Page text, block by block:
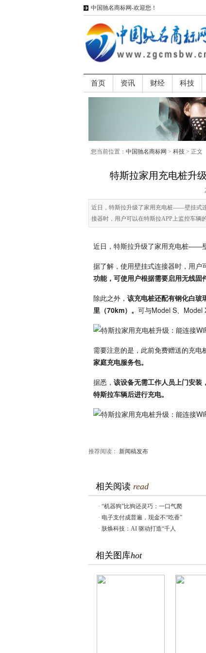
中国驰名商标网-欢迎您！
首页 资讯 财经 科技
您当前位置： 中国驰名商标网 > 科技 > 正文
特斯拉家用充电桩升
近日，特斯拉升级了家用充电桩——壁挂式
接器时，用户可以在特斯拉APP上监控车辆
近日，特斯拉升级了家用充电桩——
据了解，使用壁挂式连接器时，用户
功能，可使用户根据需要启用无线固
除此之外， 该充电桩还配有钢化白玻
里（70km）。 可与Model S、Model
需要注意的是，此前免费赠送的充电
家庭充电服务包。
据悉， 该设备无需工作人员上门安装
特斯拉车辆后进行充电。
推荐阅读： 新闻稿发布
相关阅读 read
· “机器狗”比狗还灵巧：一口气爬
· 电子支付成普遍，现金不“吃香”
· 肤焕科技：AI 驱动打造“千人
相关图库hot